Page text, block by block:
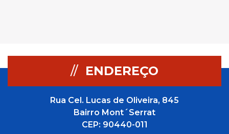
// ENDEREÇO
Rua Cel. Lucas de Oliveira, 845
Bairro Mont´Serrat
CEP: 90440-011